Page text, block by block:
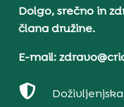
Dolgo, srečno in
člana družine.
E-mail:
